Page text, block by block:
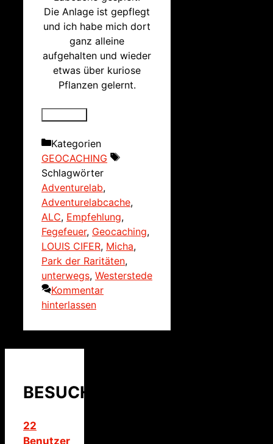
Die Anlage ist gepflegt
und ich habe mich dort
ganz alleine
aufgehalten und wieder
etwas über kuriose
Pflanzen gelernt.
Kategorien
GEOCACHING
Schlagwörter
Adventurelab,
Adventurelabcache,
ALC, Empfehlung,
Fegefeuer, Geocaching,
LOUIS CIFER, Micha,
Park der Raritäten,
unterwegs, Westerstede
Kommentar
hinterlassen
BESUCHER
22
Benutzer